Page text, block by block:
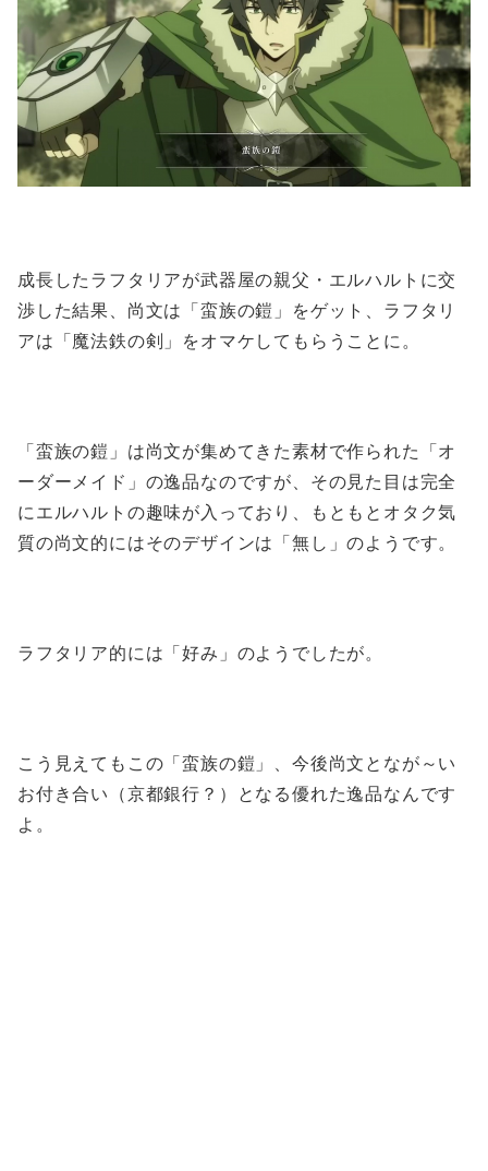
成長したラフタリアが武器屋の親父・エルハルトに交
渉した結果、尚文は「蛮族の鎧」をゲット、ラフタリ
アは「魔法鉄の剣」をオマケしてもらうことに。
「蛮族の鎧」は尚文が集めてきた素材で作られた「オ
ーダーメイド」の逸品なのですが、その見た目は完全
にエルハルトの趣味が入っており、もともとオタク気
質の尚文的にはそのデザインは「無し」のようです。
ラフタリア的には「好み」のようでしたが。
こう見えてもこの「蛮族の鎧」、今後尚文となが～い
お付き合い（京都銀行？）となる優れた逸品なんです
よ。